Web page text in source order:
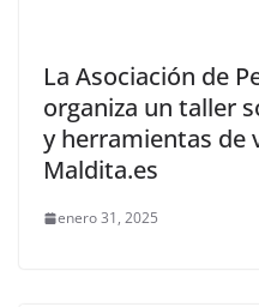
La Asociación de
organiza un taller
y herramientas de
Maldita.es
enero 31, 2025